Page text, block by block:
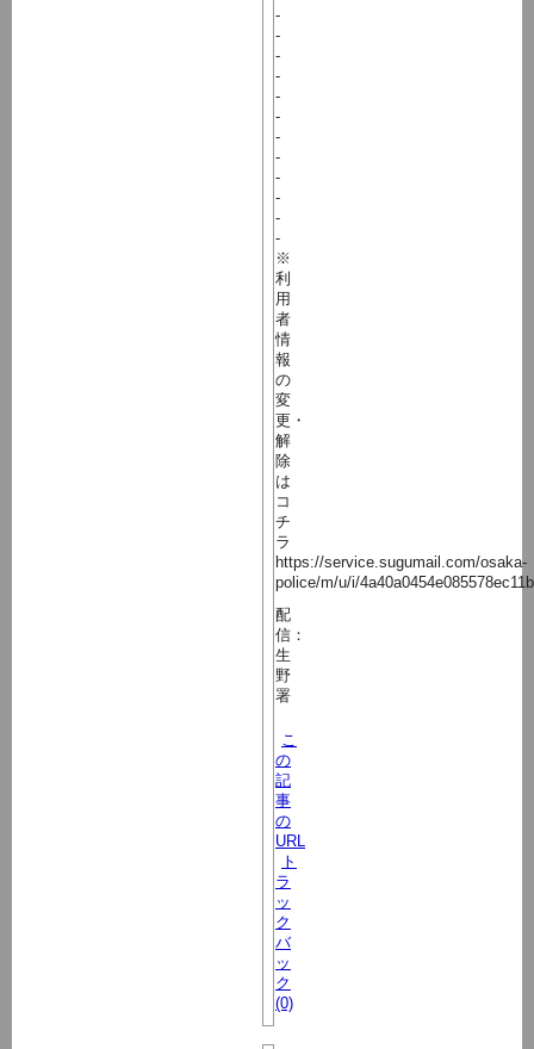
-
-
-
-
-
-
-
-
-
-
-
-
※
利
用
者
情
報
の
変
更・
解
除
は
コ
チ
ラ
https://service.sugumail.com/osaka-
police/m/u/i/
配
信：
生
野
署
こ
の
記
事
の
URL
ト
ラ
ッ
ク
バ
ッ
ク
(0)